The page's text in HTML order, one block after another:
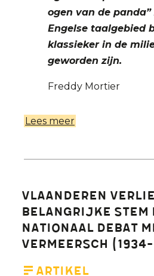
ogen van de
Engelse taalgebied
klassieker in de
geworden zijn.
Freddy Mortier
Lees meer
Etienne
Vermeersch
Vlaanderen
belangrijke stem
nationaal debat
Vermeersch (1934-
Artikel